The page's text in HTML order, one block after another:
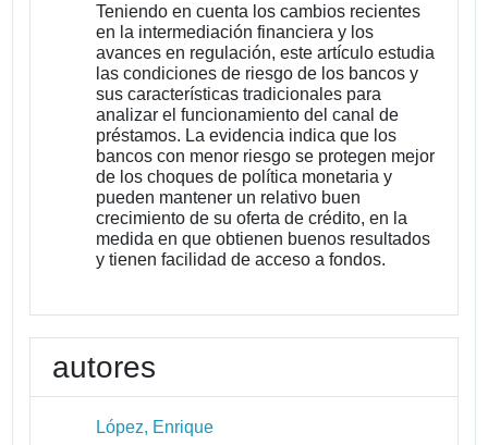
Teniendo en cuenta los cambios recientes
en la intermediación financiera y los
avances en regulación, este artículo estudia
las condiciones de riesgo de los bancos y
sus características tradicionales para
analizar el funcionamiento del canal de
préstamos. La evidencia indica que los
bancos con menor riesgo se protegen mejor
de los choques de política monetaria y
pueden mantener un relativo buen
crecimiento de su oferta de crédito, en la
medida en que obtienen buenos resultados
y tienen facilidad de acceso a fondos.
autores
López, Enrique